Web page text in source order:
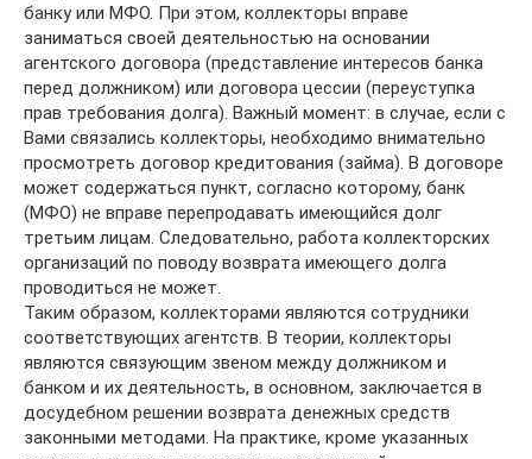
банку или МФО. При этом, коллекторы вправе
заниматься своей деятельностью на основании
агентского договора (представление интересов банка
перед должником) или договора цессии (переуступка
прав требования долга). Важный момент: в случае, если с
Вами связались коллекторы, необходимо внимательно
просмотреть договор кредитования (займа). В договоре
может содержаться пункт, согласно которому, банк
(МФО) не вправе перепродавать имеющийся долг
третьим лицам. Следовательно, работа коллекторских
организаций по поводу возврата имеющего долга
проводиться не может.
Таким образом, коллекторами являются сотрудники
соответствующих агентств. В теории, коллекторы
являются связующим звеном между должником и
банком и их деятельность, в основном, заключается в
досудебном решении возврата денежных средств
законными методами. На практике, кроме указанных